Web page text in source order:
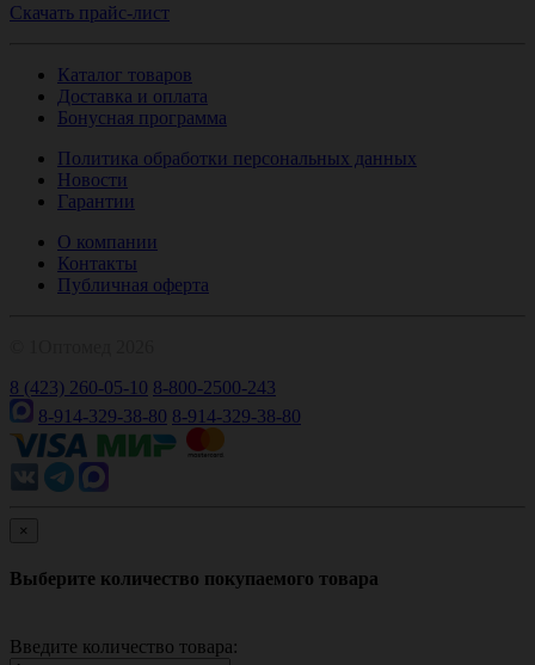
Скачать прайс-лист
Каталог товаров
Доставка и оплата
Бонусная программа
Политика обработки персональных данных
Новости
Гарантии
О компании
Контакты
Публичная оферта
8 (423) 260-05-10 8-800-2500-243
8-914-329-38-80 8-914-329-38-80
×
Выберите количество покупаемого товара
Введите количество товара: